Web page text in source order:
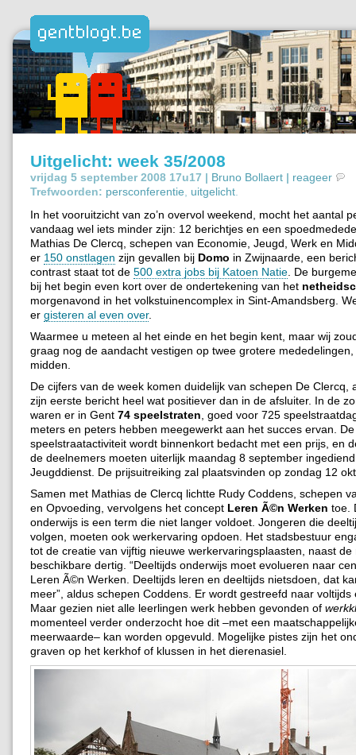
Uitgelicht: week 35/2008
vrijdag 5 september 2008 17u17 | Bruno Bollaert | reageer
Trefwoorden: persconferentie uitgelicht
In het vooruitzicht van zo’n overvol weekend, mocht het aantal
vandaag wel iets minder zijn: 12 berichtjes en een
Mathias De Clercq, schepen van Economie, Jeugd, Werk en
er 150 onstlagen zijn gevallen bij Domo in Zwijnaarde, een
contrast staat tot de 500 extra jobs bij Katoen Natie . De
bij het begin even kort over de ondertekening van het
morgenavond in het volkstuinencomplex in Sint-Amandsberg.
er gisteren al even over.
Waarmee u meteen al het einde en het begin kent, maar wij
graag nog de aandacht vestigen op twee grotere
midden.
De cijfers van de week komen duidelijk van schepen De Clercq,
zijn eerste bericht heel wat positiever dan in de afsluiter. In de
waren er in Gent 74 speelstraten , goed voor 725
meters en peters hebben meegewerkt aan het succes ervan.
speelstraatactiviteit wordt binnenkort bedacht met een prijs, en
de deelnemers moeten uiterlijk maandag 8 september
Jeugddienst. De prijsuitreiking zal plaatsvinden op zondag 12
Samen met Mathias de Clercq lichtte Rudy Coddens, schepen
en Opvoeding, vervolgens het concept Leren Ã©n Werken toe.
onderwijs is een term die niet langer voldoet. Jongeren die
volgen, moeten ook werkervaring opdoen. Het stadsbestuur
tot de creatie van vijftig nieuwe werkervaringsplaasten, naast de
beschikbare dertig. “Deeltijds onderwijs moet evolueren naar
Leren Ã©n Werken. Deeltijds leren en deeltijds nietsdoen, dat
meer”, aldus schepen Coddens. Er wordt gestreefd naar voltijds
Maar gezien niet alle leerlingen werk hebben gevonden of
momenteel verder onderzocht hoe dit –met een
meerwaarde– kan worden opgevuld. Mogelijke pistes zijn het
graven op het kerkhof of klussen in het dierenasiel.